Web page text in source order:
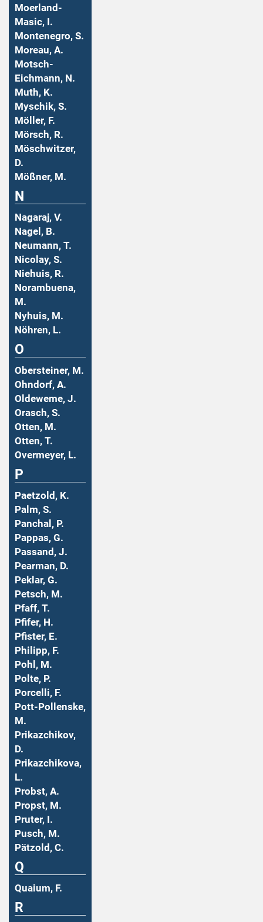
Moerland-
Masic, I.
Montenegro, S.
Moreau, A.
Motsch-
Eichmann, N.
Muth, K.
Myschik, S.
Möller, F.
Mörsch, R.
Möschwitzer,
D.
Mößner, M.
N
Nagaraj, V.
Nagel, B.
Neumann, T.
Nicolay, S.
Niehuis, R.
Norambuena,
M.
Nyhuis, M.
Nöhren, L.
O
Obersteiner, M.
Ohndorf, A.
Oldeweme, J.
Orasch, S.
Otten, M.
Otten, T.
Overmeyer, L.
P
Paetzold, K.
Palm, S.
Panchal, P.
Pappas, G.
Passand, J.
Pearman, D.
Peklar, G.
Petsch, M.
Pfaff, T.
Pfifer, H.
Pfister, E.
Philipp, F.
Pohl, M.
Polte, P.
Porcelli, F.
Pott-Pollenske,
M.
Prikazchikov,
D.
Prikazchikova,
L.
Probst, A.
Propst, M.
Pruter, I.
Pusch, M.
Pätzold, C.
Q
Quaium, F.
R